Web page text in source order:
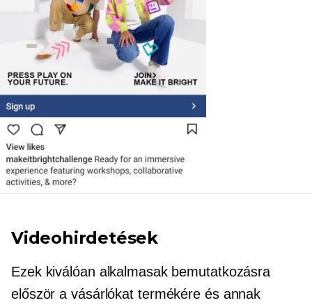
Videohirdetések
Ezek kiválóan alkalmasak bemutatkozásra
először a vásárlókat termékére és annak